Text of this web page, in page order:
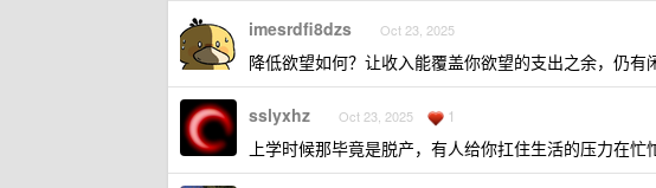
imesrdfi8dzs Oct 23, 2025
降低欲望如何？让收入能覆盖你欲望的支出之余，仍有
sslyxhz Oct 23, 2025 1
上学时候那毕竟是脱产，有人给你扛住生活的压力在